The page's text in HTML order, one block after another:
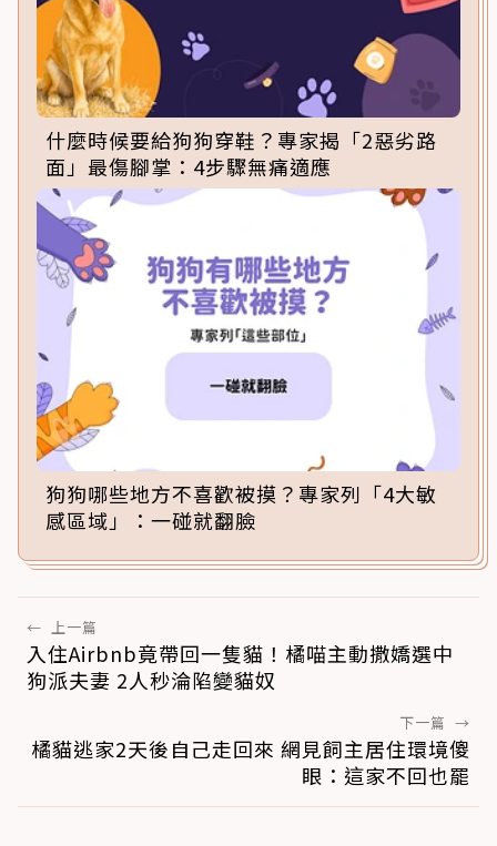
什麼時候要給狗狗穿鞋？專家揭「2惡劣路
面」最傷腳掌：4步驟無痛適應
狗狗哪些地方不喜歡被摸？專家列「4大敏
感區域」：一碰就翻臉
← 上一篇
入住Airbnb竟帶回一隻貓！橘喵主動撒嬌選中
狗派夫妻 2人秒淪陷變貓奴
下一篇 →
橘貓逃家2天後自己走回來 網見飼主居住環境傻
眼：這家不回也罷